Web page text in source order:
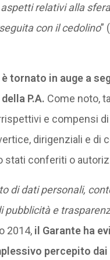
relativi alla
con il cedolino”
tornato in auge a
P.A. Come noto,
e compensi
dirigenziali e di
stati conferiti o
di dati personali,
e
2014, il Garante ha
percepito